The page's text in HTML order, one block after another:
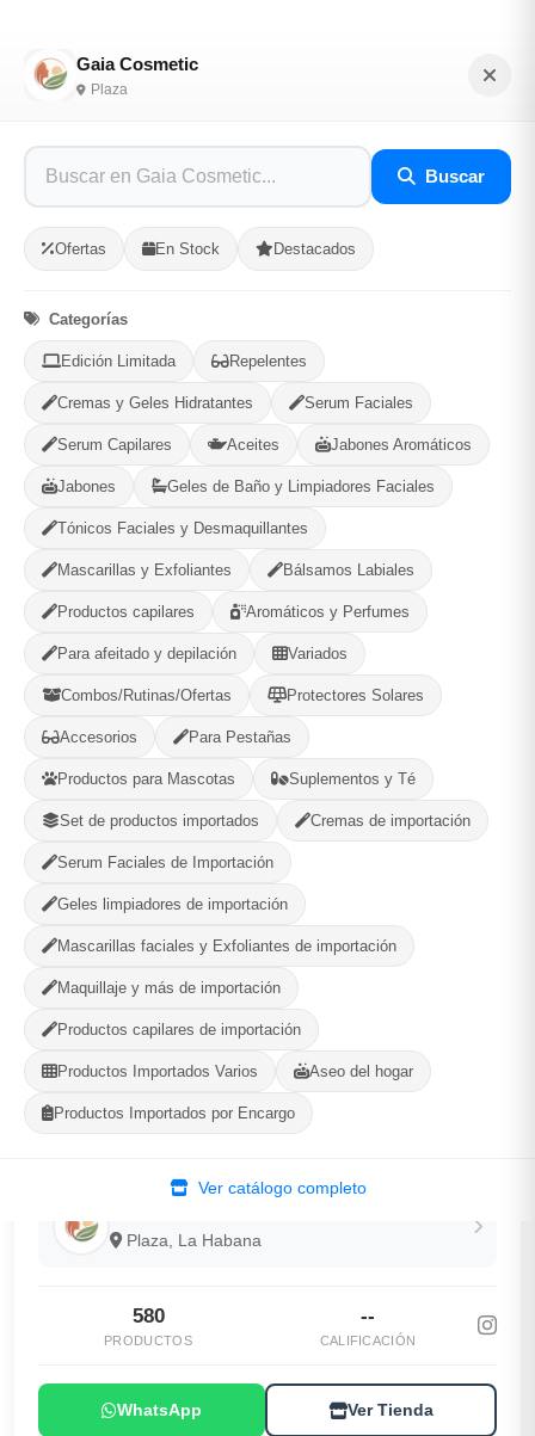
Gaia Cosmetic
Plaza
Buscar
Ofertas En Stock Destacados
Categorías
Edición Limitada Repelentes
Cremas y Geles Hidratantes Serum Faciales
Serum Capilares Aceites Jabones Aromáticos
Jabones Geles de Baño y Limpiadores Faciales
Tónicos Faciales y Desmaquillantes
Mascarillas y Exfoliantes Bálsamos Labiales
Productos capilares Aromáticos y Perfumes
Para afeitado y depilación Variados
Combos/Rutinas/Ofertas Protectores Solares
Accesorios Para Pestañas
Productos para Mascotas Suplementos y Té
Set de productos importados Cremas de importación
Serum Faciales de Importación
Geles limpiadores de importación
Mascarillas faciales y Exfoliantes de importación
Maquillaje y más de importación
Productos capilares de importación
Productos Importados Varios Aseo del hogar
Productos Importados por Encargo
Ver catálogo completo
Glicerina + Ácido Hialurónico → hidratación real
Modo de uso:
Masajea sobre el rostro húmedo por 30–60 segundos
Continúa con tu sérum y crema favorita
✨️230ml
Opciones de Envio
1 Ubicacion 2 Ruta
Selecciona tu ubicacion
PROVINCIA
MUNICIPIO
Categorías: Cuidado Personal
Compartir Favorito
MÉTODOS DE PAGO ACEPTADOS
Efectivo
Plaza, La Habana
580
PRODUCTOS
--
CALIFICACIÓN
WhatsApp Ver Tienda